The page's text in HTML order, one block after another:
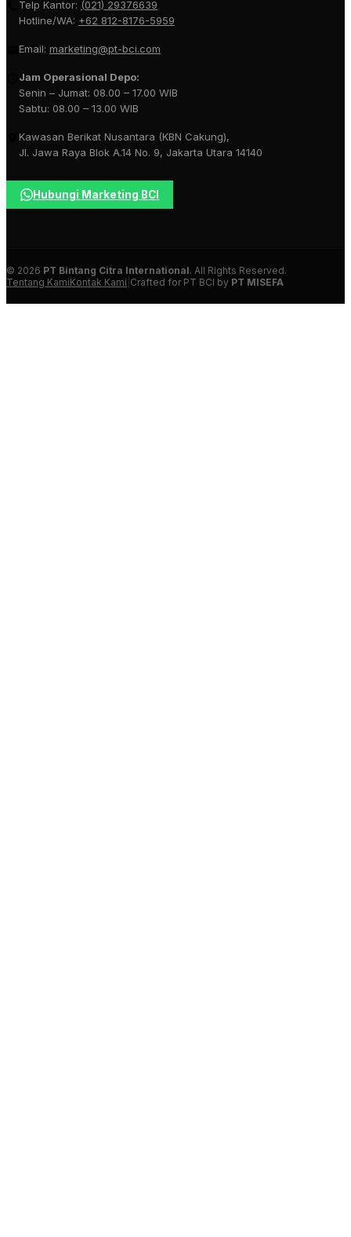
Telp Kantor: (021) 29376639
Hotline/WA: +62 812-8176-5959
Email: marketing@pt-bci.com
Jam Operasional Depo:
Senin – Jumat: 08.00 – 17.00 WIB
Sabtu: 08.00 – 13.00 WIB
Kawasan Berikat Nusantara (KBN Cakung),
Jl. Jawa Raya Blok A.14 No. 9, Jakarta Utara 14140
Hubungi Marketing BCI
© 2026 PT Bintang Citra International. All Rights Reserved.
Tentang KamiKontak Kami Crafted for PT BCI by PT MISEFA